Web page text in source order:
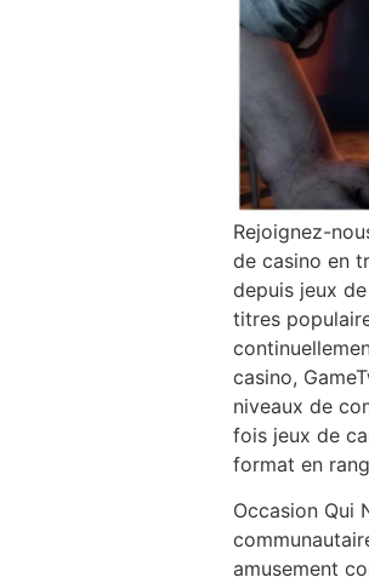
Rejoignez-
de casino en
depuis jeux
titres
casino,
niveaux de
fois jeux de
format en
Occasion Qui
amusement